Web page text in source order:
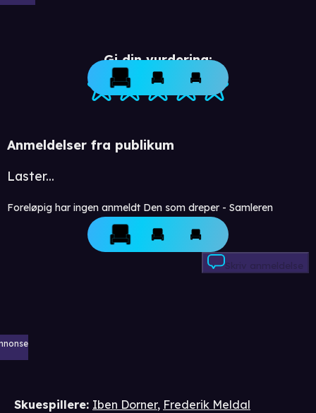
Gi din vurdering:
Anmeldelser fra publikum
Laster...
Foreløpig har ingen anmeldt Den som dreper - Samleren
Skriv anmeldelse
Skuespillere: Iben Dorner, Frederik Meldal